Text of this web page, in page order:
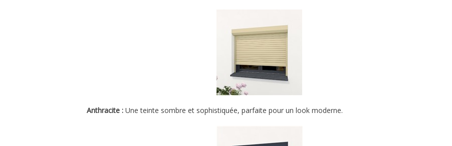
Anthracite : Une teinte sombre et sophistiquée, parfaite pour un look moderne.